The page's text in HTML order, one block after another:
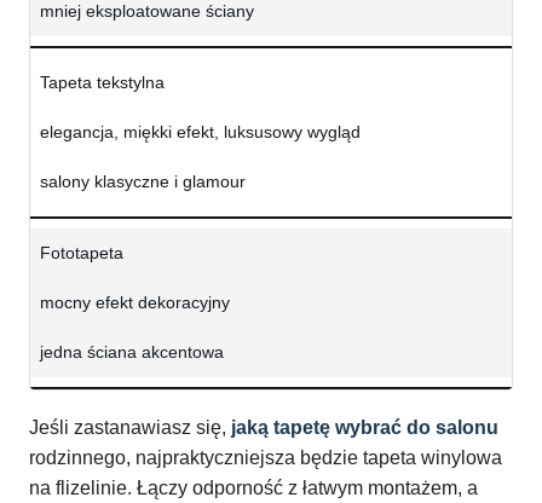
mniej eksploatowane ściany
Tapeta tekstylna
elegancja, miękki efekt, luksusowy wygląd
salony klasyczne i glamour
Fototapeta
mocny efekt dekoracyjny
jedna ściana akcentowa
Jeśli zastanawiasz się, jaką tapetę wybrać do salonu
rodzinnego, najpraktyczniejsza będzie tapeta winylowa
na flizelinie. Łączy odporność z łatwym montażem, a